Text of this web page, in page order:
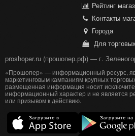
Рейтинг
Контакты
Города
Для
proshoper.ru (прошопер.рф) — г.
«Прошопер» — информационный ресурс,
маркетинговым кампаниям крупных
размещенная информация носит
информационный характер и не является
или призывом к действию.